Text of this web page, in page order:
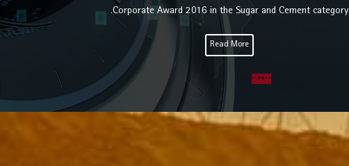
Corporate Award 2016 in the Sugar and Cement category.
Read More
⇠
⇢